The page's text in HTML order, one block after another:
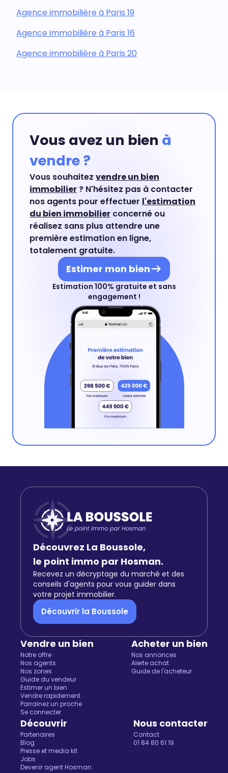
Agence immobilière à Paris 19
Agence immobilière à Paris 16
Agence immobilière à Paris 20
Vous avez un bien à
vendre ?
Vous souhaitez vendre un bien
immobilier ? N'hésitez pas à contacter
nos agents pour effectuer l'estimation
du bien immobilier concerné ou
réalisez sans plus attendre une
première estimation en ligne,
totalement gratuite.
Estimer mon bien
Estimation 100% gratuite et sans
engagement !
Découvrez La Boussole,
le point immo par Hosman.
Recevez un décryptage du marché et des
conseils d'agents pour vous guider dans
votre projet immobilier.
Découvrir la Boussole
Vendre un bien
Notre offre
Nos agents
Nos zones
Guide du vendeur
Estimer un bien
Vendre rapidement
Parrainez un proche
Se connecter
Acheter un bien
Nos annonces
Alerte achat
Guide de l'acheteur
Découvrir
Partenaires
Blog
Presse et media kit
Jobs
Devenir agent Hosman
Nous contacter
Contact
01 84 80 61 19